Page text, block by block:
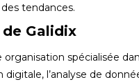
tendances.
Galidix
organisation spécialisée
digitale, l’analyse de